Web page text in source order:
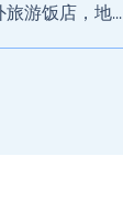
游饭店，地...